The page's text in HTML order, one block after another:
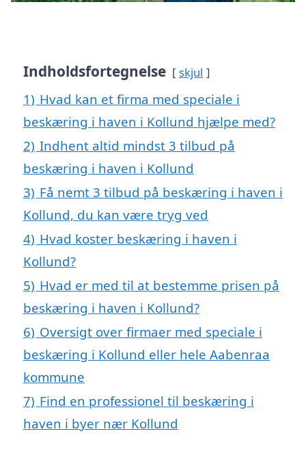
Indholdsfortegnelse skjul
1) Hvad kan et firma med speciale i
beskæring i haven i Kollund hjælpe med?
2) Indhent altid mindst 3 tilbud på
beskæring i haven i Kollund
3) Få nemt 3 tilbud på beskæring i haven i
Kollund, du kan være tryg ved
4) Hvad koster beskæring i haven i
Kollund?
5) Hvad er med til at bestemme prisen på
beskæring i haven i Kollund?
6) Oversigt over firmaer med speciale i
beskæring i Kollund eller hele Aabenraa
kommune
7) Find en professionel til beskæring i
haven i byer nær Kollund